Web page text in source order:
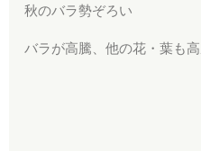
秋のバラ勢ぞろい
バラが高騰、他の花・葉も